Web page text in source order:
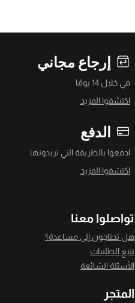
إرجاع مجاني
في خلال 14 يومًا
اكتشفوا المزيد
الدفع
ادفعوا بالطريقة التي تريدونها
اكتشفوا المزيد
تواصلوا معنا
هل تحتاجون إلى مساعدة؟
تتبع الطلبيات
الأسئلة الشائعة
المتجر